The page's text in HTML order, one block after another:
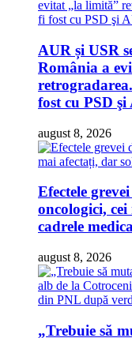
AUR și USR
România a
fost cu PSD
august 8, 2026
Efectele
oncologici,
cadrele
august 8, 2026
„Trebuie să